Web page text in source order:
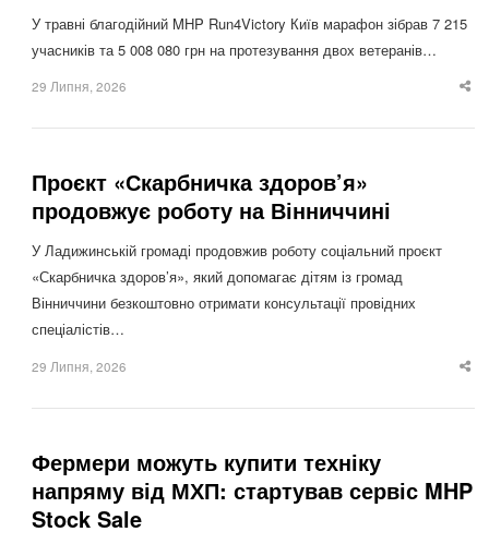
У травні благодійний MHP Run4Victory Київ марафон зібрав 7 215
учасників та 5 008 080 грн на протезування двох ветеранів…
29 Липня, 2026
Проєкт «Скарбничка здоров’я»
продовжує роботу на Вінниччині
У Ладижинській громаді продовжив роботу соціальний проєкт
«Скарбничка здоров’я», який допомагає дітям із громад
Вінниччини безкоштовно отримати консультації провідних
спеціалістів…
29 Липня, 2026
Фермери можуть купити техніку
напряму від МХП: стартував сервіс MHP
Stock Sale